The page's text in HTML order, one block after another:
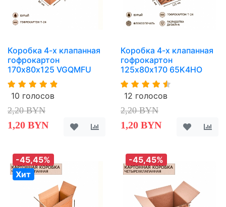
Коробка 4-х клапанная
гофрокартон
170х80х125 VGQMFU
10 голосов
2,20 BYN
1,20 BYN
Коробка 4-х клапанная
гофрокартон
125х80х170 65K4HO
12 голосов
2,20 BYN
1,20 BYN
-45,45%
Хит
-45,45%